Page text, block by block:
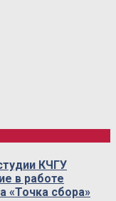
КЧГУ
в работе
«Точка сбора»